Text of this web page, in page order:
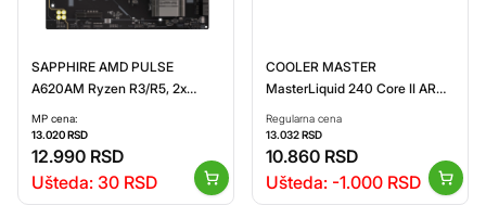
SAPPHIRE AMD PULSE
A620AM Ryzen R3/R5, 2x
DDR4, PCIE 4, 1x M.2 Gen4, 1x
M.2 Gen3, LAN 1 Gbps, USB,
MATX
MP cena:
13.020RSD
12.990 RSD
Ušteda: 30 RSD
COOLER MASTER
MasterLiquid 240 Core II ARGB
vodeno hlađenje crno (MLW-
D24M-A18PA-R1)
Regularna cena
13.032RSD
10.860 RSD
Ušteda: -1.000 RSD